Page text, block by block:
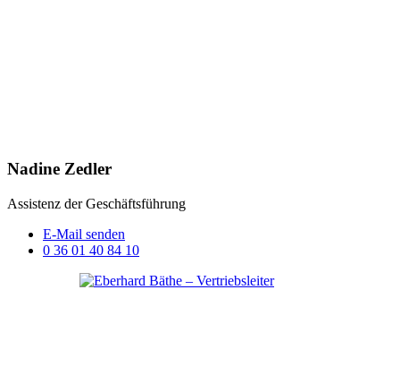
Nadine Zedler
Assistenz der Geschäftsführung
E-Mail senden
0 36 01 40 84 10